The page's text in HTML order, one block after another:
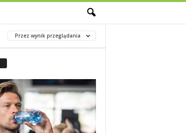
Przez wynik przeglądania